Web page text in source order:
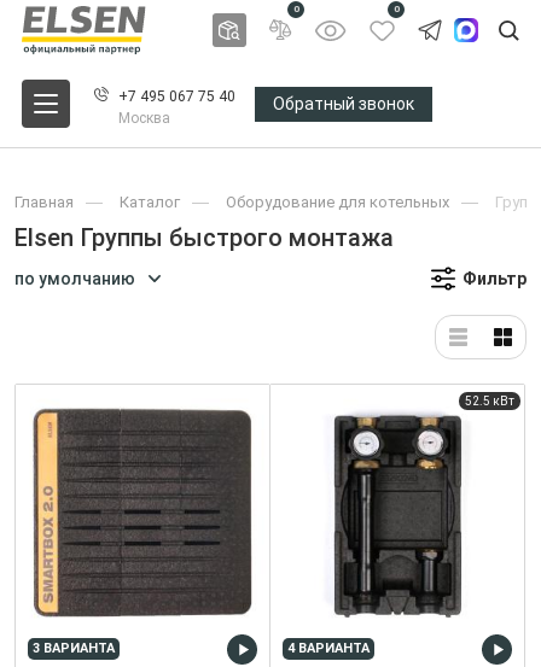
0 0
+7 495 067 75 40
Москва
Обратный звонок
Главная Каталог Оборудование для котельных
Elsen Группы быстрого монтажа
по умолчанию Фильтр
3 ВАРИАНТА
52.5 кВт
4 ВАРИАНТА